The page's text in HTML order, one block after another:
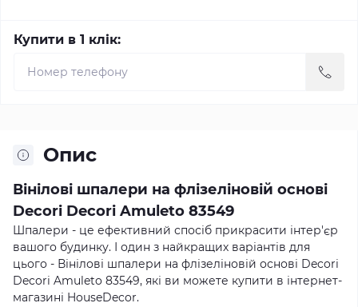
Купити в 1 клік:
Опис
Вінілові шпалери на флізеліновій основі
Decori Decori Amuleto 83549
Шпалери - це ефективний спосіб прикрасити інтер'єр
вашого будинку. І один з найкращих варіантів для
цього - Вінілові шпалери на флізеліновій основі Decori
Decori Amuleto 83549, які ви можете купити в інтернет-
магазині HouseDecor.